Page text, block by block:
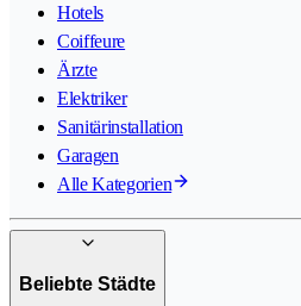
Hotels
Coiffeure
Ärzte
Elektriker
Sanitärinstallation
Garagen
Alle Kategorien
Beliebte Städte